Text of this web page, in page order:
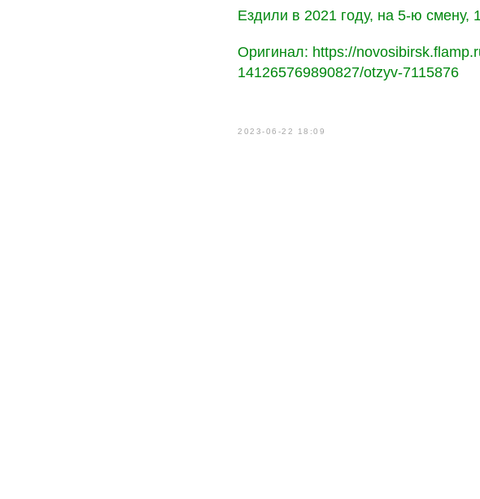
Ездили в 2021 году, на 5-ю смену,
Оригинал: https://
141265769890827/otzyv-7115876
2023-06-22 18:09